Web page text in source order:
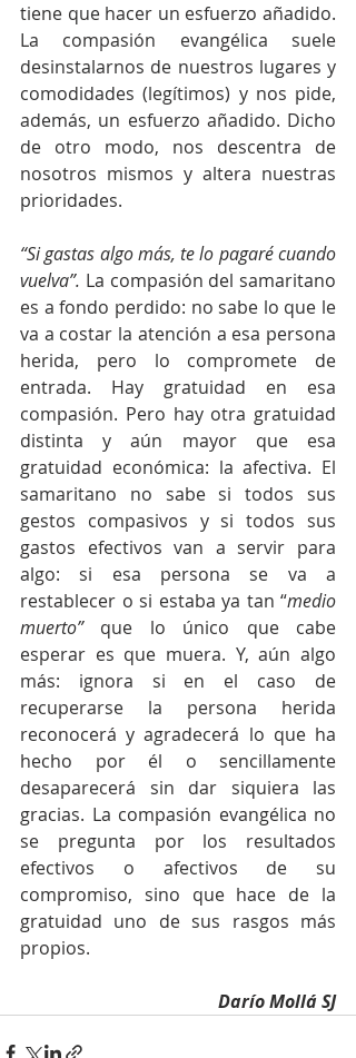
tiene que hacer un esfuerzo añadido.
La compasión evangélica suele
desinstalarnos de nuestros lugares y
comodidades (legítimos) y nos pide,
además, un esfuerzo añadido. Dicho
de otro modo, nos descentra de
nosotros mismos y altera nuestras
prioridades.
“Si gastas algo más, te lo pagaré cuando
vuelva”. La compasión del samaritano
es a fondo perdido: no sabe lo que le
va a costar la atención a esa persona
herida, pero lo compromete de
entrada. Hay gratuidad en esa
compasión. Pero hay otra gratuidad
distinta y aún mayor que esa
gratuidad económica: la afectiva. El
samaritano no sabe si todos sus
gestos compasivos y si todos sus
gastos efectivos van a servir para
algo: si esa persona se va a
restablecer o si estaba ya tan “medio
muerto” que lo único que cabe
esperar es que muera. Y, aún algo
más: ignora si en el caso de
recuperarse la persona herida
reconocerá y agradecerá lo que ha
hecho por él o sencillamente
desaparecerá sin dar siquiera las
gracias. La compasión evangélica no
se pregunta por los resultados
efectivos o afectivos de su
compromiso, sino que hace de la
gratuidad uno de sus rasgos más
propios.
Darío Mollá SJ